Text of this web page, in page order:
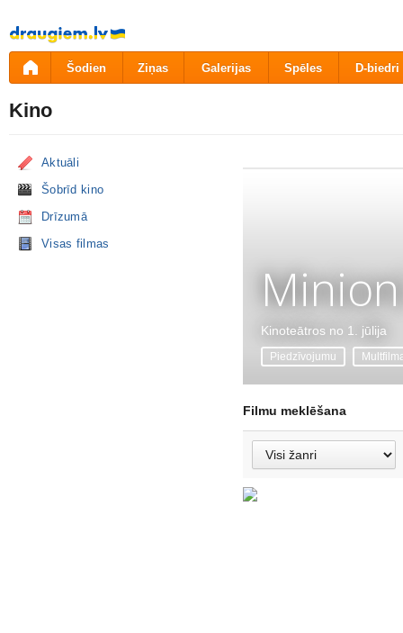
Pāriet
uz
saturu
Šodien Ziņas Galerijas Spēles D-biedri
Kino
Aktuāli
Šobrīd kino
Drīzumā
Visas filmas
Kinoteātros no 1. jūlija
Piedzīvojumu
Filmu meklēšana